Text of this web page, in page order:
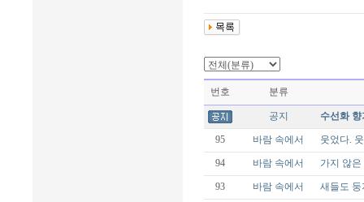
번호 분류
공지 수선화
95 바람 속에서 웃었다.
94 바람 속에서 가지 않은
93 바람 속에서 새들도